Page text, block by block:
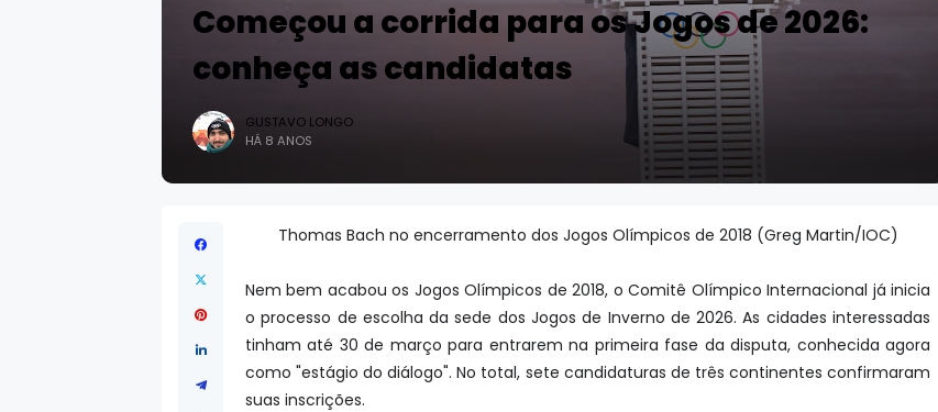
Começou a corrida para os Jogos de 2026:
conheça as candidatas
GUSTAVO LONGO
HÁ 8 ANOS
Thomas Bach no encerramento dos Jogos Olímpicos de 2018 (Greg Martin/IOC)
Nem bem acabou os Jogos Olímpicos de 2018, o Comitê Olímpico Internacional já inicia
o processo de escolha da sede dos Jogos de Inverno de 2026. As cidades interessadas
tinham até 30 de março para entrarem na primeira fase da disputa, conhecida agora
como "estágio do diálogo". No total, sete candidaturas de três continentes confirmaram
suas inscrições.